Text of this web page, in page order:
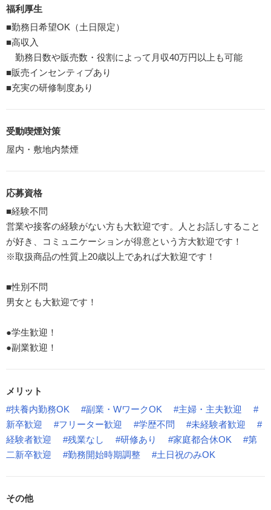
福利厚生
■勤務日希望OK（土日限定）
■高収入
勤務日数や販売数・役割によって月収40万円以上も可能
■販売インセンティブあり
■充実の研修制度あり
受動喫煙対策
屋内・敷地内禁煙
応募資格
■経験不問
営業や接客の経験がない方も大歓迎です。人とお話しすること
が好き、コミュニケーションが得意という方大歓迎です！
※取扱商品の性質上20歳以上であれば大歓迎です！
■性別不問
男女とも大歓迎です！
●学生歓迎！
●副業歓迎！
メリット
#扶養内勤務OK
#副業・WワークOK #主婦・主夫歓迎
#
新卒歓迎
#フリーター歓迎 #学歴不問 #未経験者歓迎
#
経験者歓迎
#残業なし #研修あり #家庭都合休OK
#第
二新卒歓迎
#勤務開始時期調整 #土日祝のみOK
その他